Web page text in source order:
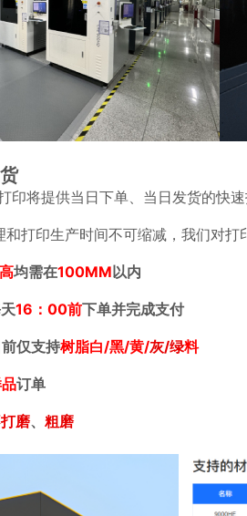
印将提供当日下单、当日发货的快
和打印生产时间不可缩减，我们对
均需在100MM以内
16：00前下单并完成支付
仅支持树脂白/黑/黄/灰/绿料
订单
磨、 粗磨